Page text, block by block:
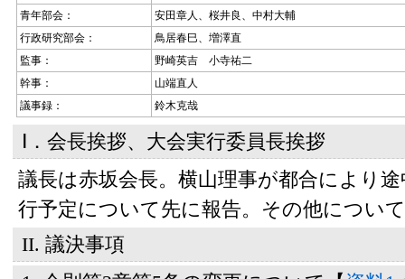
青年部会：
安田章人、桜井良、中村大輔
行政研究部会：
鳥居春巳、増澤直
監事：
野崎英吉 小寺祐二
幹事：
山端直人
議事録：
鈴木克哉
Ⅰ．会長挨拶、大会実行委員長挨拶
議長は赤坂会長。横山理事が都合により
行予定について先に報告。その他につい
II. 議決事項